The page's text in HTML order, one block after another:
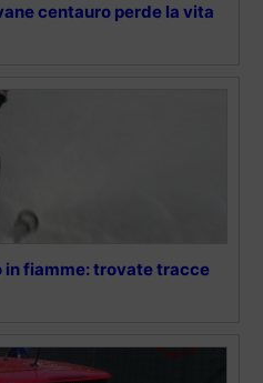
centauro perde la vita
in fiamme: trovate tracce